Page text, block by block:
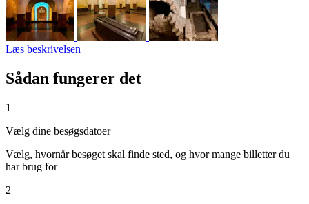
Læs beskrivelsen
Sådan fungerer det
1
Vælg dine besøgsdatoer
Vælg, hvornår besøget skal finde sted, og hvor mange billetter du
har brug for
2